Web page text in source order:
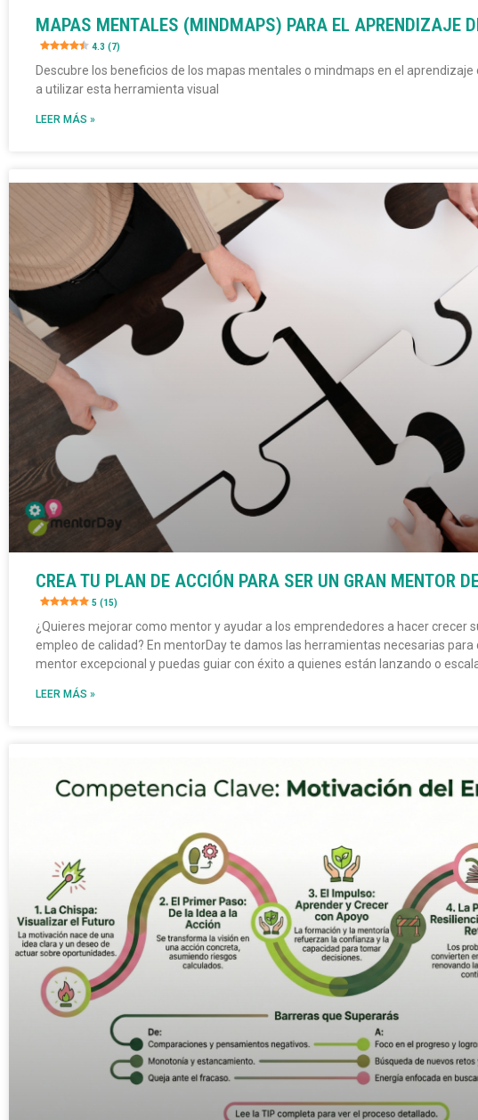
MAPAS MENTALES (MINDMAPS) PARA EL APRENDIZAJE
4.3 (7)
Descubre los beneficios de los mapas mentales o mindmaps en el
a utilizar esta herramienta visual
LEER MÁS »
CREA TU PLAN DE ACCIÓN PARA SER UN GRAN MENTOR
5 (15)
¿Quieres mejorar como mentor y ayudar a los emprendedores a hacer crecer
empleo de calidad? En mentorDay te damos las herramientas necesarias para
mentor excepcional y puedas guiar con éxito a quienes están lanzando o
LEER MÁS »